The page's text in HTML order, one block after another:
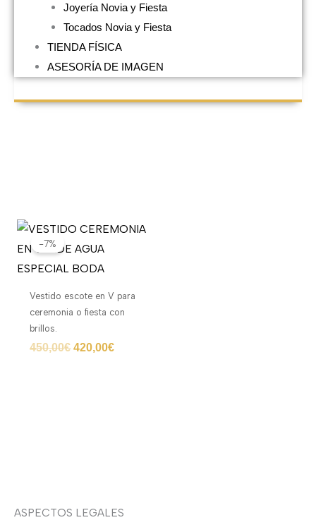
Joyería Novia y Fiesta
Tocados Novia y Fiesta
TIENDA FÍSICA
ASESORÍA DE IMAGEN
-7%
Vestido escote en V para
ceremonia o fiesta con
brillos.
450,00€
El
original
era:
420,00€
El
ASPECTOS LEGALES